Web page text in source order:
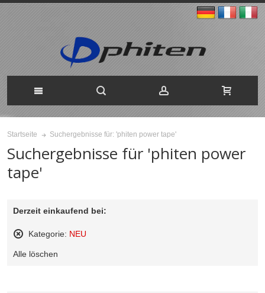
Startseite Suchergebnisse für: 'phiten power tape'
Suchergebnisse für 'phiten power
tape'
Derzeit einkaufend bei:
Kategorie: NEU
Gegenstand
Alle löschen